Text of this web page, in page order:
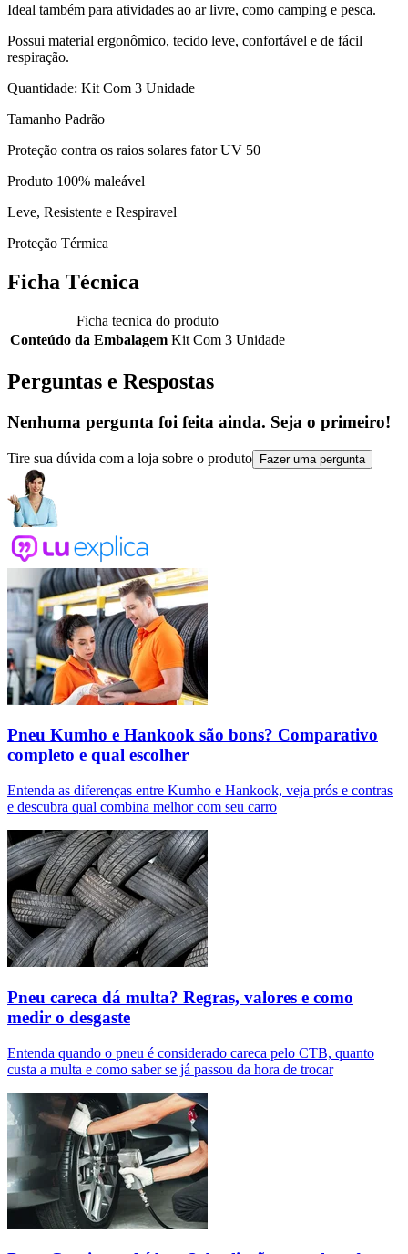
Ideal também para atividades ao ar livre, como camping e pesca.
Possui material ergonômico, tecido leve, confortável e de fácil
respiração.
Quantidade: Kit Com 3 Unidade
Tamanho Padrão
Proteção contra os raios solares fator UV 50
Produto 100% maleável
Leve, Resistente e Respiravel
Proteção Térmica
Ficha Técnica
Ficha tecnica do produto
Conteúdo da Embalagem Kit Com 3 Unidade
Perguntas e Respostas
Nenhuma pergunta foi feita ainda. Seja o primeiro!
Tire sua dúvida com a loja sobre o produto Fazer uma pergunta
Pneu Kumho e Hankook são bons? Comparativo
completo e qual escolher
Entenda as diferenças entre Kumho e Hankook, veja prós e contras
e descubra qual combina melhor com seu carro
Pneu careca dá multa? Regras, valores e como
medir o desgaste
Entenda quando o pneu é considerado careca pelo CTB, quanto
custa a multa e como saber se já passou da hora de trocar